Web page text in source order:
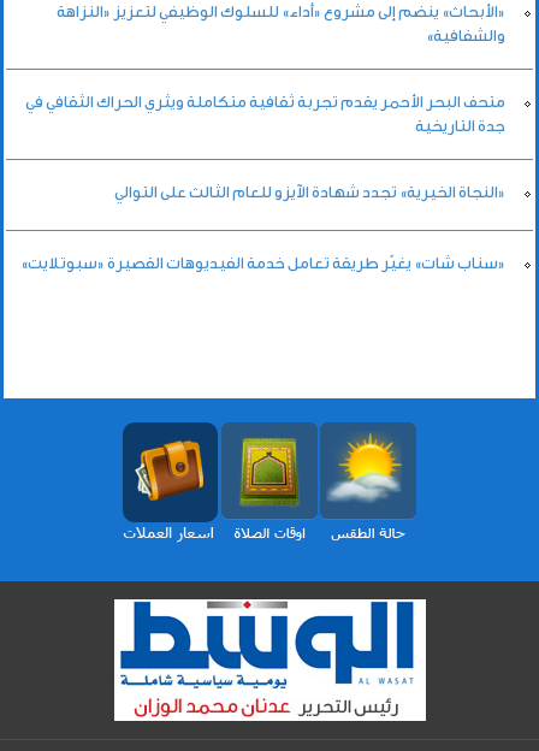
«الأبحاث» ينضم إلى مشروع «أداء» للسلوك الوظيفي لتعزيز «النزاهة
والشفافية»
متحف البحر الأحمر يقدم تجربة ثقافية متكاملة ويثري الحراك الثقافي في
جدة التاريخية
«النجاة الخيرية» تجدد شهادة الآيزو للعام الثالث على التوالي
«سناب شات» يغيّر طريقة تعامل خدمة الفيديوهات القصيرة «سبوتلايت»